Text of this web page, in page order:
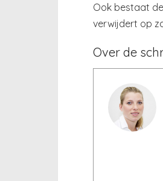
Ook bestaat
verwijdert op
Over de